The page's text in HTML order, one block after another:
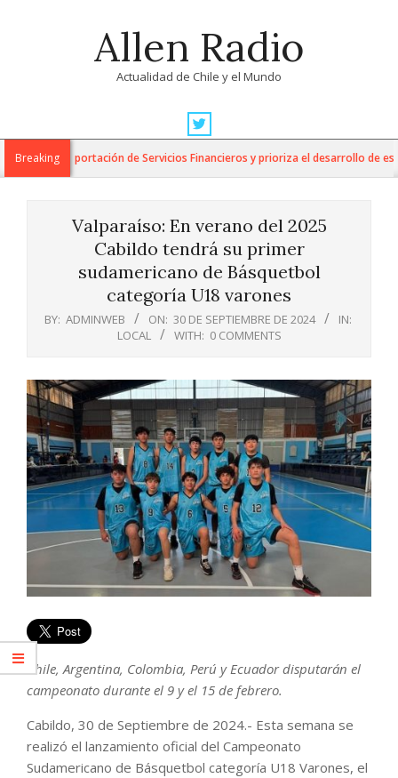
Allen Radio
Actualidad de Chile y el Mundo
Navigation
MenuBreaking
para la Exportación de Servicios Financieros y prioriza el desarrollo de esta
Valparaíso: En verano del 2025
Cabildo tendrá su primer
sudamericano de Básquetbol
categoría U18 varones
BY: ADMINWEB ON: 30 DE SEPTIEMBRE DE 2024
IN:
LOCAL
WITH: 0 COMMENTS
Chile, Argentina, Colombia, Perú y Ecuador disputarán el
campeonato durante el 9 y el 15 de febrero.
Cabildo, 30 de Septiembre de 2024.- Esta semana se
realizó el lanzamiento oficial del Campeonato
Sudamericano de Básquetbol categoría U18 Varones, el